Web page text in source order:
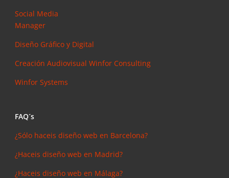
Social Media
Manager
Diseño Gráfico y Digital
Creación AudiovisualWinfor Consulting
Winfor Systems
FAQ´s
¿Sólo haceis diseño web en Barcelona?
¿Haceis diseño web en Madrid?
¿Haceis diseño web en Málaga?